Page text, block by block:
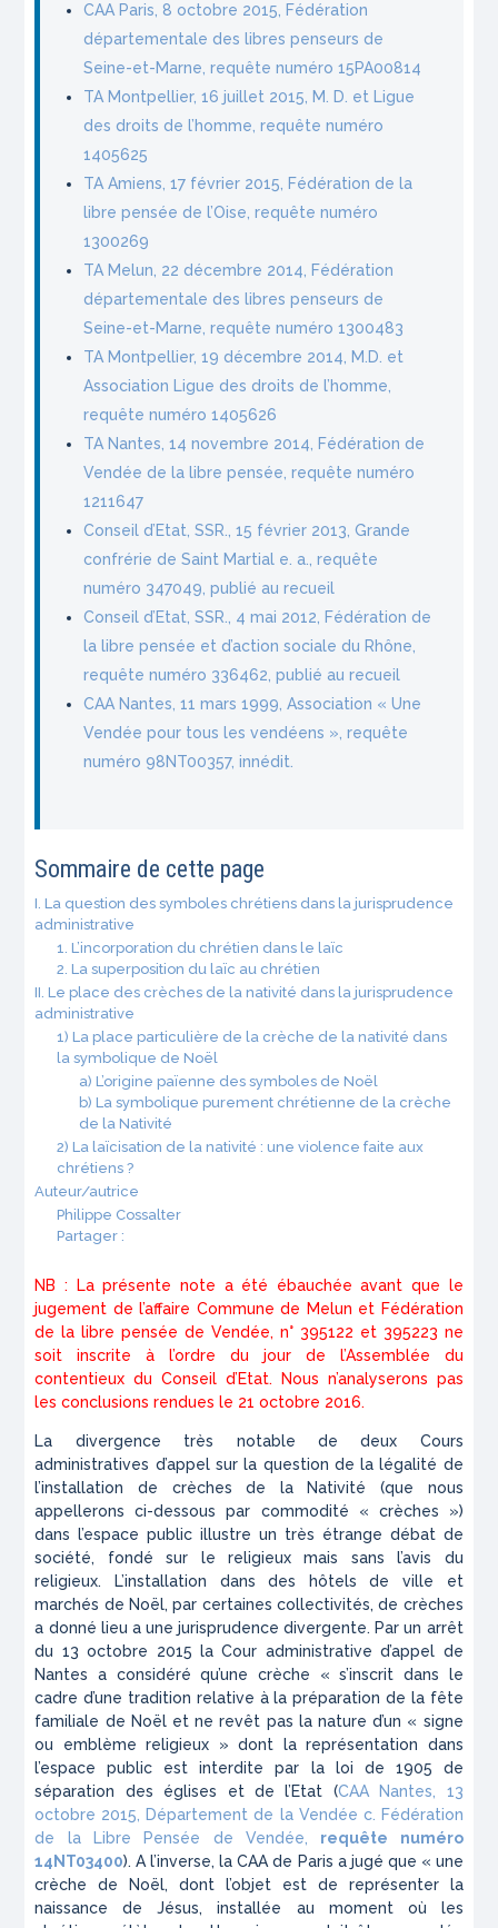
CAA Paris, 8 octobre 2015, Fédération
départementale des libres penseurs de
Seine-et-Marne, requête numéro 15PA00814
TA Montpellier, 16 juillet 2015, M. D. et Ligue
des droits de l’homme, requête numéro
1405625
TA Amiens, 17 février 2015, Fédération de la
libre pensée de l’Oise, requête numéro
1300269
TA Melun, 22 décembre 2014, Fédération
départementale des libres penseurs de
Seine-et-Marne, requête numéro 1300483
TA Montpellier, 19 décembre 2014, M.D. et
Association Ligue des droits de l’homme,
requête numéro 1405626
TA Nantes, 14 novembre 2014, Fédération de
Vendée de la libre pensée, requête numéro
1211647
Conseil d’Etat, SSR., 15 février 2013, Grande
confrérie de Saint Martial e. a., requête
numéro 347049, publié au recueil
Conseil d’Etat, SSR., 4 mai 2012, Fédération de
la libre pensée et d’action sociale du Rhône,
requête numéro 336462, publié au recueil
CAA Nantes, 11 mars 1999, Association « Une
Vendée pour tous les vendéens », requête
numéro 98NT00357, innédit.
Sommaire de cette page
I. La question des symboles chrétiens dans la jurisprudence
administrative
1. L’incorporation du chrétien dans le laïc
2. La superposition du laïc au chrétien
II. Le place des crèches de la nativité dans la jurisprudence
administrative
1) La place particulière de la crèche de la nativité dans
la symbolique de Noël
a) L’origine païenne des symboles de Noël
b) La symbolique purement chrétienne de la crèche
de la Nativité
2) La laïcisation de la nativité : une violence faite aux
chrétiens ?
Auteur/autrice
Philippe Cossalter
Partager :
NB : La présente note a été ébauchée avant que le
jugement de l’affaire Commune de Melun et Fédération
de la libre pensée de Vendée, n° 395122 et 395223 ne
soit inscrite à l’ordre du jour de l’Assemblée du
contentieux du Conseil d’Etat. Nous n’analyserons pas
les conclusions rendues le 21 octobre 2016.
La divergence très notable de deux Cours
administratives d’appel sur la question de la légalité de
l’installation de crèches de la Nativité (que nous
appellerons ci-dessous par commodité « crèches »)
dans l’espace public illustre un très étrange débat de
société, fondé sur le religieux mais sans l’avis du
religieux. L’installation dans des hôtels de ville et
marchés de Noël, par certaines collectivités, de crèches
a donné lieu a une jurisprudence divergente. Par un arrêt
du 13 octobre 2015 la Cour administrative d’appel de
Nantes a considéré qu’une crèche « s’inscrit dans le
cadre d’une tradition relative à la préparation de la fête
familiale de Noël et ne revêt pas la nature d’un « signe
ou emblème religieux » dont la représentation dans
l’espace public est interdite par la loi de 1905 de
séparation des églises et de l’Etat (CAA Nantes, 13
octobre 2015, Département de la Vendée c. Fédération
de la Libre Pensée de Vendée, requête numéro
14NT03400). A l’inverse, la CAA de Paris a jugé que « une
crèche de Noël, dont l’objet est de représenter la
naissance de Jésus, installée au moment où les